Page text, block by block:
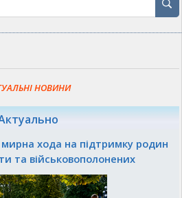
НОВИНИ
мирна хода на підтримку родин
та військовополонених